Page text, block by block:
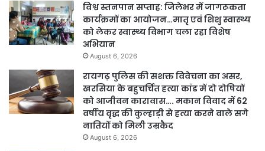
विश्व स्तनपान सप्ताह: जिलेभर में जागरूकता
कार्यक्रमों का आयोजन…मातृ एवं शिशु स्वास्थ्य
को लेकर स्वास्थ्य विभाग चला रहा विशेष
अभियान
August 6, 2026
रायगढ़ पुलिस की सशक्त विवेचना का असर,
खरसिया के बहुचर्चित हत्या कांड में दो दोषियों
को आजीवन कारावास…. मकान विवाद में 62
वर्षीय वृद्ध की कुल्हाड़ी से हत्या करने वाले सगे
नातियों को मिली उम्रकैद
August 6, 2026